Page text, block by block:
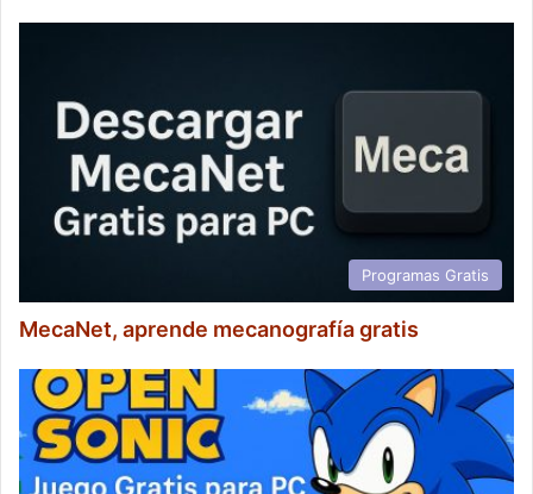
Programas Gratis
MecaNet, aprende mecanografía gratis